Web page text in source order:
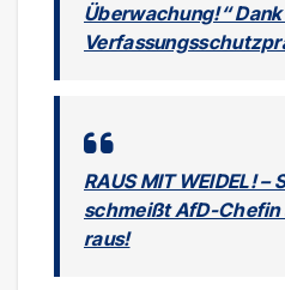
Überwachung!“ Dank
RAUS MIT WEIDEL! –
schmeißt AfD-Chefin
raus!